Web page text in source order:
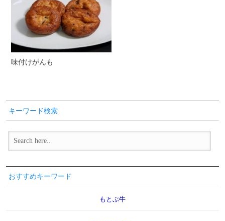
味付けがんも
キーワード検索
おすすめキーワード
もとぶ牛